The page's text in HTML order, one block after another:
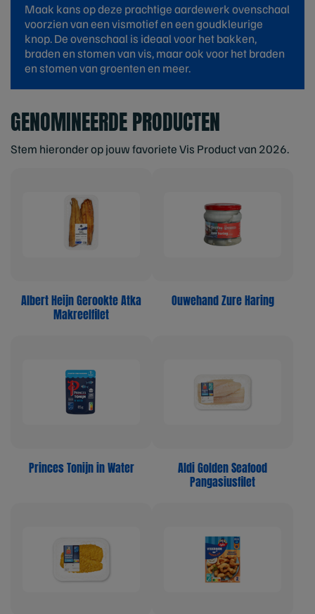
Maak kans op deze prachtige aardewerk ovenschaal
voorzien van een vismotief en een goudkleurige
knop. De ovenschaal is ideaal voor het bakken,
braden en stomen van vis, maar ook voor het braden
en stomen van groenten en meer.
GENOMINEERDE PRODUCTEN
Stem hieronder op jouw favoriete Vis Product van 2026.
Albert Heijn Gerookte Atka
Makreelfilet
Ouwehand Zure Haring
Princes Tonijn in Water
Aldi Golden Seafood
Pangasiusfilet